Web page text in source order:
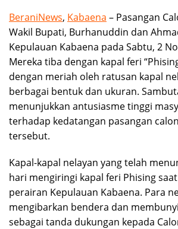
BeraniNews, Kabaena – Pasangan
Wakil Bupati, Burhanuddin dan
Kepulauan Kabaena pada Sabtu, 2
Mereka tiba dengan kapal feri
dengan meriah oleh ratusan kapal
berbagai bentuk dan ukuran.
menunjukkan antusiasme tinggi
terhadap kedatangan pasangan
tersebut.
Kapal-kapal nelayan yang telah
hari mengiringi kapal feri Phising
perairan Kepulauan Kabaena. Para
mengibarkan bendera dan
sebagai tanda dukungan kepada